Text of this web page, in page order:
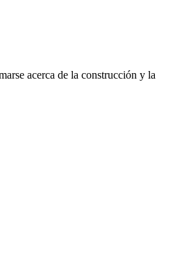
acerca de la construcción y la